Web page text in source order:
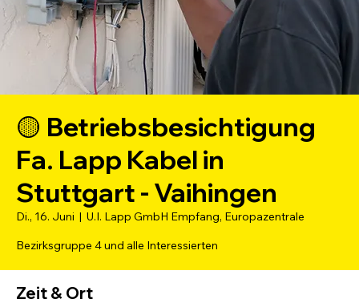
🟡 Betriebsbesichtigung
Fa. Lapp Kabel in
Stuttgart - Vaihingen
Di., 16. Juni
  |
U.I. Lapp GmbH Empfang, Europazentrale
Bezirksgruppe 4 und alle Interessierten
Zeit & Ort